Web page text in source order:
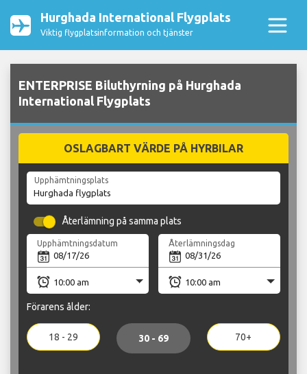
Hurghada International Flygplats
Viktig flygplatsinformation och tjänster
ENTERPRISE Biluthyrning på Hurghada
International Flygplats
OSLAGBART VÄRDE PÅ HYRBILAR
Upphämtningsplats
Återlämning på samma plats
Upphämtningsdatum Återlämningsdag
Förarens ålder:
18 - 29 30 - 69 70+